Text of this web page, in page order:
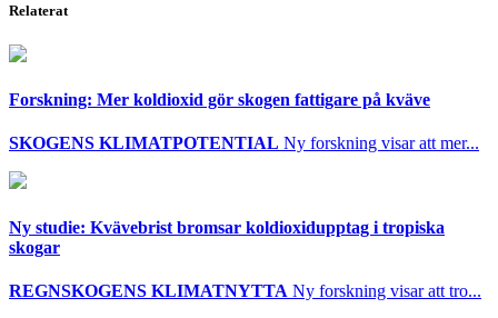
Relaterat
Forskning: Mer koldioxid gör skogen fattigare på kväve
SKOGENS KLIMATPOTENTIAL Ny forskning visar att mer...
Ny studie: Kvävebrist bromsar koldioxidupptag i tropiska
skogar
REGNSKOGENS KLIMATNYTTA Ny forskning visar att tro...